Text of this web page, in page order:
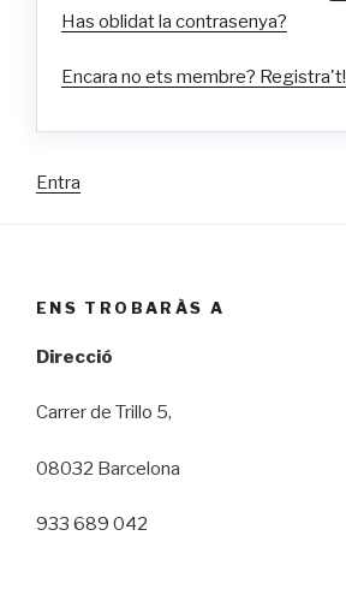
Has oblidat la contrasenya?
Encara no ets membre? Registra't!
Entra
ENS TROBARÀS A
Direcció
Carrer de Trillo 5,
08032 Barcelona
933 689 042